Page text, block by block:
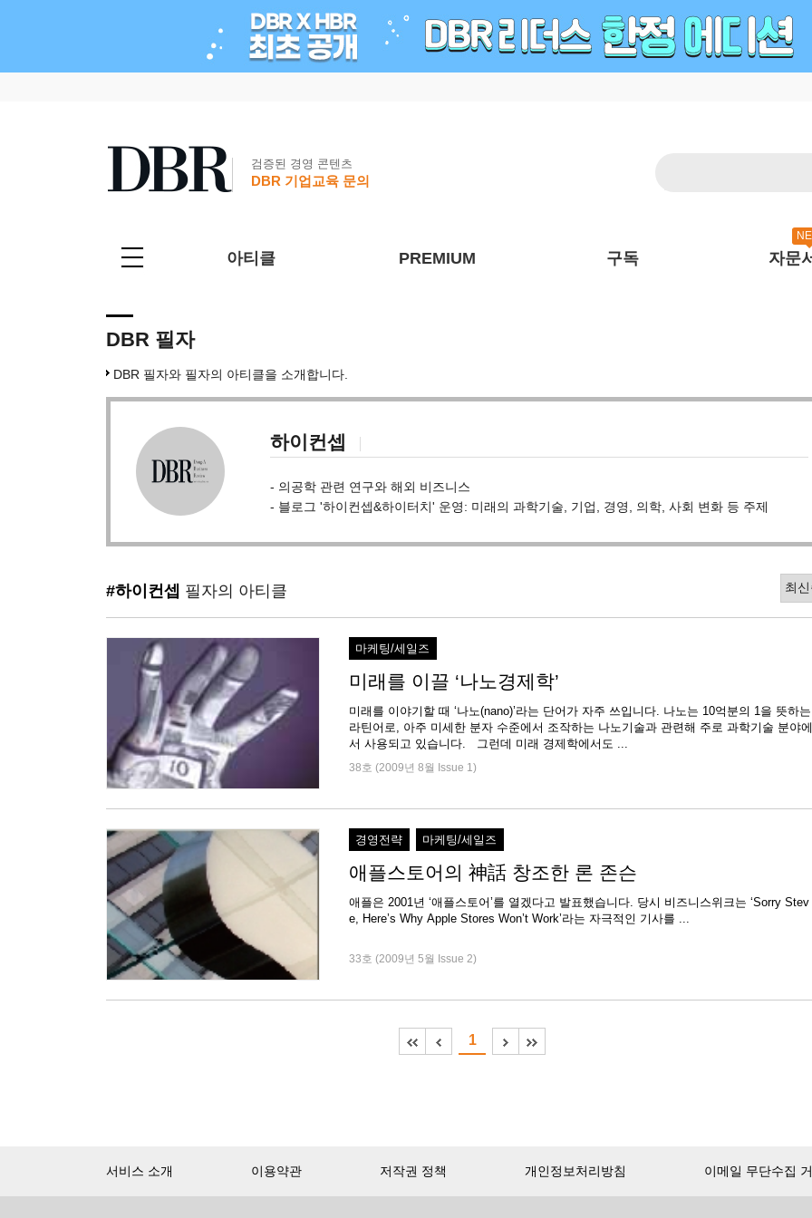
검증된 경영 콘텐츠
DBR 기업교육 문의
아티클 PREMIUM 구독 자문
DBR 필자
DBR 필자와 필자의 아티클을 소개합니다.
하이컨셉
- 의공학 관련 연구와 해외 비즈니스
- 블로그 '하이컨셉&하이터치' 운영: 미래의 과학기술, 기업, 경영, 의학, 사회 변화 등 주제
#하이컨셉 필자의 아티클
마케팅/세일즈
미래를 이끌 ‘나노경제학’
미래를 이야기할 때 ‘나노(nano)’라는 단어가 자주 쓰입니다. 나노는 10억분의 1을 뜻하는
라틴어로, 아주 미세한 분자 수준에서 조작하는 나노기술과 관련해 주로 과학기술 분야에
서 사용되고 있습니다. 그런데 미래 경제학에서도 ...
38호 (2009년 8월 Issue 1)
경영전략 마케팅/세일즈
애플스토어의 神話 창조한 론 존슨
애플은 2001년 ‘애플스토어’를 열겠다고 발표했습니다. 당시 비즈니스위크는 ‘Sorry Stev
e, Here’s Why Apple Stores Won’t Work’라는 자극적인 기사를 ...
33호 (2009년 5월 Issue 2)
1
서비스 소개 이용약관 저작권 정책 개인정보처리방침 이메일 무단수집